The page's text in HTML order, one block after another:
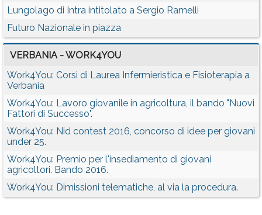
Lungolago di Intra intitolato a Sergio Ramelli
Futuro Nazionale in piazza
VERBANIA - WORK4YOU
Work4You: Corsi di Laurea Infermieristica e Fisioterapia a
Verbania
Work4You: Lavoro giovanile in agricoltura, il bando "Nuovi
Fattori di Successo".
Work4You: Nid contest 2016, concorso di idee per giovani
under 25.
Work4You: Premio per l'insediamento di giovani
agricoltori. Bando 2016.
Work4You: Dimissioni telematiche, al via la procedura.